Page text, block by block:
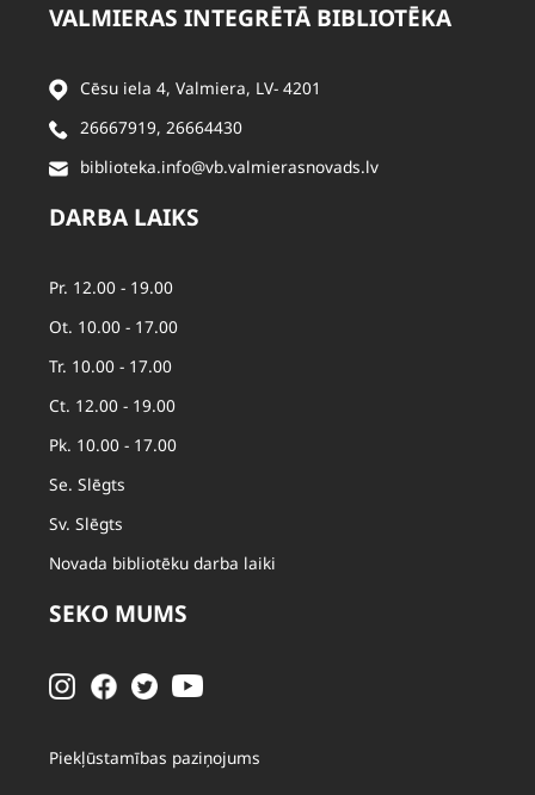
VALMIERAS INTEGRĒTĀ BIBLIOTĒKA
Cēsu iela 4, Valmiera, LV- 4201
26667919, 26664430
biblioteka.info@vb.valmierasnovads.lv
DARBA LAIKS
Pr. 12.00 - 19.00
Ot. 10.00 - 17.00
Tr. 10.00 - 17.00
Ct. 12.00 - 19.00
Pk. 10.00 - 17.00
Se. Slēgts
Sv. Slēgts
Novada bibliotēku darba laiki
SEKO MUMS
Piekļūstamības paziņojums